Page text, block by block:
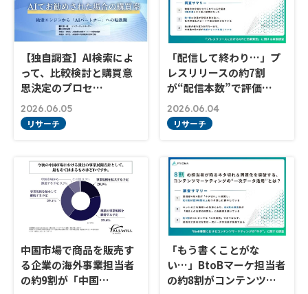
【独自調査】AI検索によ
って、比較検討と購買意
思決定のプロセ…
2026.06.05
リサーチ
「配信して終わり…」プ
レスリリースの約7割
が“配信本数”で評価…
2026.06.04
リサーチ
中国市場で商品を販売す
る企業の海外事業担当者
の約9割が「中国…
「もう書くことがな
い…」BtoBマーケ担当者
の約8割がコンテンツ…